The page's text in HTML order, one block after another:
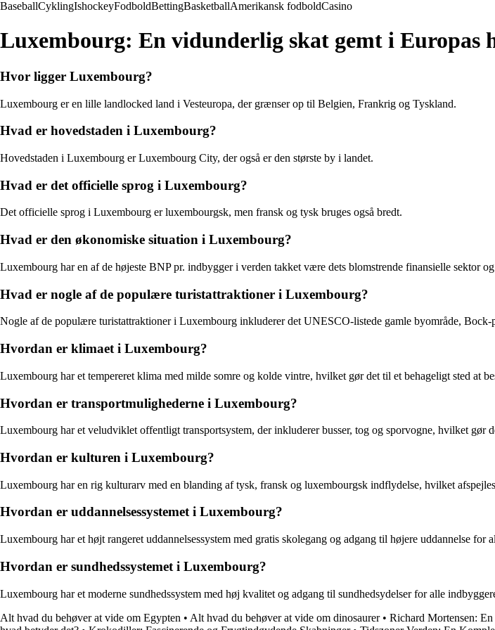
BaseballCyklingIshockeyFodboldBettingBasketballAmerikansk fodboldCasino
Luxembourg: En vidunderlig skat gemt i Europas
Hvor ligger Luxembourg?
Luxembourg er en lille landlocked land i Vesteuropa, der grænser op til Belgien, Frankrig og Tyskland.
Hvad er hovedstaden i Luxembourg?
Hovedstaden i Luxembourg er Luxembourg City, der også er den største by i landet.
Hvad er det officielle sprog i Luxembourg?
Det officielle sprog i Luxembourg er luxembourgsk, men fransk og tysk bruges også bredt.
Hvad er den økonomiske situation i Luxembourg?
Luxembourg har en af de højeste BNP pr. indbygger i verden takket være dets blomstrende finansielle sektor
Hvad er nogle af de populære turistattraktioner i Luxembourg?
Nogle af de populære turistattraktioner i Luxembourg inkluderer det UNESCO-listede gamle byområde,
Hvordan er klimaet i Luxembourg?
Luxembourg har et tempereret klima med milde somre og kolde vintre, hvilket gør det til et behageligt sted at
Hvordan er transportmulighederne i Luxembourg?
Luxembourg har et veludviklet offentligt transportsystem, der inkluderer busser, tog og sporvogne, hvilket gør
Hvordan er kulturen i Luxembourg?
Luxembourg har en rig kulturarv med en blanding af tysk, fransk og luxembourgsk indflydelse, hvilket
Hvordan er uddannelsessystemet i Luxembourg?
Luxembourg har et højt rangeret uddannelsessystem med gratis skolegang og adgang til højere uddannelse for
Hvordan er sundhedssystemet i Luxembourg?
Luxembourg har et moderne sundhedssystem med høj kvalitet og adgang til sundhedsydelser for alle
Alt hvad du behøver at vide om Egypten • Alt hvad du behøver at vide om dinosaurer• Richard Mortensen: